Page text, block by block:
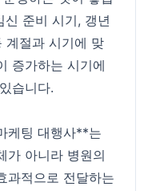
신 준비 시기, 갱년
계절과 시기에 맞
증가하는 시기에
습니다.
케팅 대행사**는
가 아니라 병원의
과적으로 전달하는